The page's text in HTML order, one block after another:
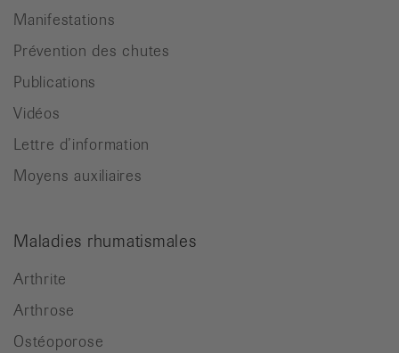
Manifestations
Prévention des chutes
Publications
Vidéos
Lettre d’information
Moyens auxiliaires
Maladies rhumatismales
Arthrite
Arthrose
Ostéoporose